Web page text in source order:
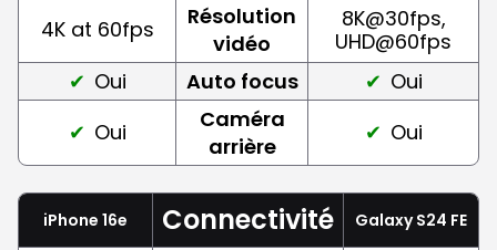
4K at 60fps
Résolution
vidéo
8K@30fps,
UHD@60fps
Oui
Auto focus
Oui
Oui
Caméra
arrière
Oui
iPhone 16e Connectivité Galaxy S24 FE